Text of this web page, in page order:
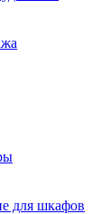
для шкафов